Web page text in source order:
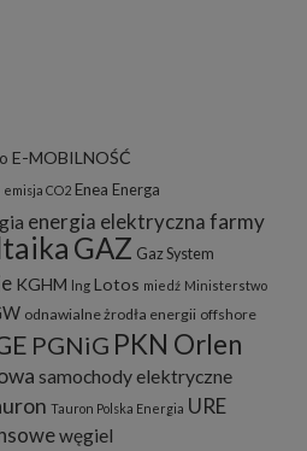
E-MOBILNOŚĆ
emisja CO2 Enea Energa
energia elektrycznafarmy
GAZ Gaz System
KGHM lng Lotos miedź Ministerstwo
odnawialne żrodła energii offshore
PGNiG PKN Orlen
samochody elektryczne
Tauron Polska Energia URE
węgiel